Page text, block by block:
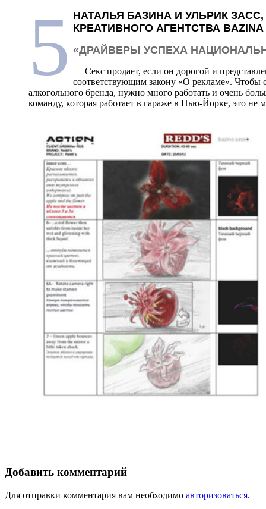
5 НАТАЛЬЯ БАЗИНА И УЛЬРИК
КРЕАТИВНОГО АГЕНТСТВА BAZINA
«ДРАЙВЕРЫ УСПЕХА
Секс продает, если он дорогой и
соответствующим закону «О рекламе». Чтобы
алкогольного бренда, нужно много работать и очень
команду, которая работает в гараже в Нью-Йорке, это
Добавить комментарий
Для отправки комментария вам необходимо авторизоваться.